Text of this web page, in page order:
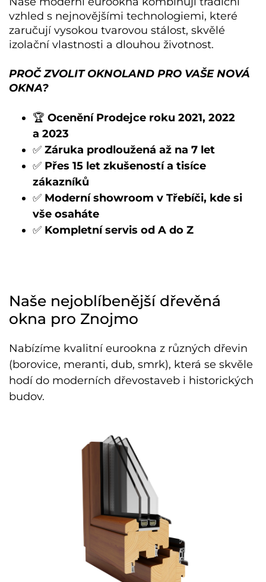
vzhled s nejnovějšími technologiemi, které
zaručují vysokou tvarovou stálost, skvělé
izolační vlastnosti a dlouhou životnost.
PROČ ZVOLIT OKNOLAND PRO VAŠE NOVÁ
OKNA?
🏆 Ocenění Prodejce roku 2021, 2022
a 2023
✅ Záruka prodloužená až na 7 let
✅ Přes 15 let zkušeností a tisíce
zákazníků
✅ Moderní showroom v Třebíči, kde si
vše osaháte
✅ Kompletní servis od A do Z
Naše nejoblíbenější dřevěná
okna pro Znojmo
Nabízíme kvalitní eurookna z různých dřevin
(borovice, meranti, dub, smrk), která se skvěle
hodí do moderních dřevostaveb i historických
budov.